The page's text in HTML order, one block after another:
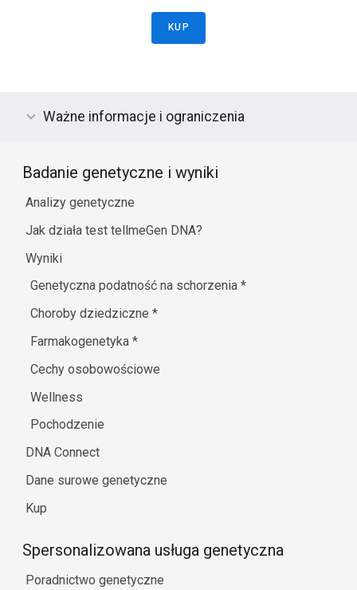
KUP
Ważne informacje i ograniczenia
Badanie genetyczne i wyniki
Analizy genetyczne
Jak działa test tellmeGen DNA?
Wyniki
Genetyczna podatność na schorzenia*
Choroby dziedziczne*
Farmakogenetyka*
Cechy osobowościowe
Wellness
Pochodzenie
DNA Connect
Dane surowe genetyczne
Kup
Spersonalizowana usługa genetyczna
Poradnictwo genetyczne